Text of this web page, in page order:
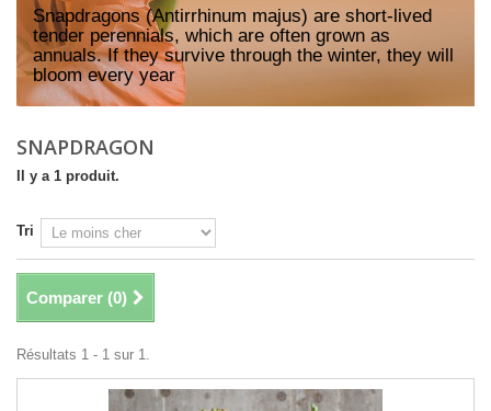
Snapdragons (Antirrhinum majus) are short-lived
tender perennials, which are often grown as
annuals. If they survive through the winter, they will
bloom every year
SNAPDRAGON
Il y a 1 produit.
Tri
Comparer (0)
Résultats 1 - 1 sur 1.